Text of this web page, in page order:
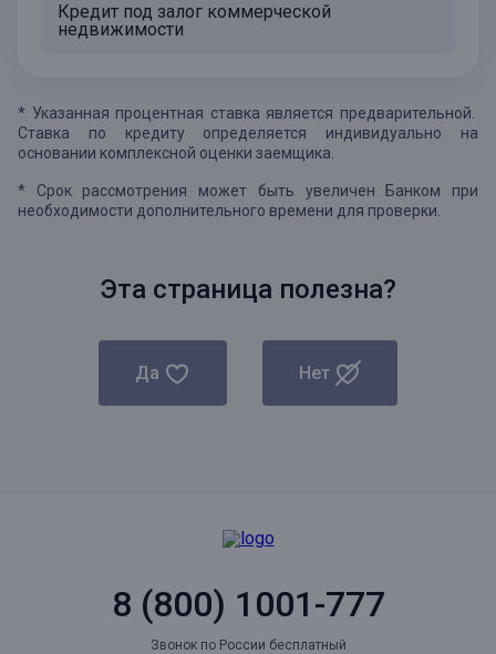
Кредит под залог коммерческой
недвижимости
* Указанная процентная ставка является предварительной.
Ставка по кредиту определяется индивидуально на
основании комплексной оценки заемщика.
* Срок рассмотрения может быть увеличен Банком при
необходимости дополнительного времени для проверки.
Эта страница полезна?
Да Нет
8 (800) 1001-777
Звонок по России бесплатный